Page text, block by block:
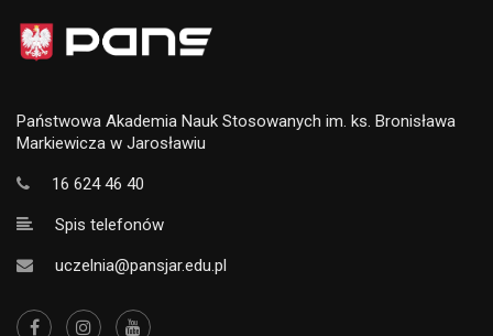
Państwowa Akademia Nauk Stosowanych im. ks. Bronisława
Markiewicza w Jarosławiu
16 624 46 40
Spis telefonów
uczelnia@pansjar.edu.pl